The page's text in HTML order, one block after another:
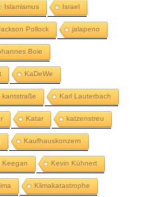
Islamismus Israel
Pollock jalapeno
Boie
KaDeWe
kantstraße Karl Lauterbach
Katar katzenstreu
Kaufhauskonzern
Keegan Kevin Kühnert
Klimakatastrophe